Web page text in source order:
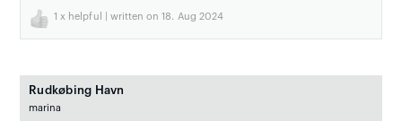
1 x helpful | written on 18. Aug 2024
Rudkøbing Havn
marina